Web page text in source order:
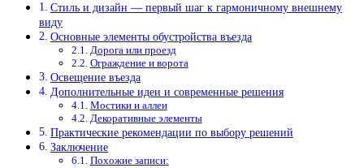
Стиль и дизайн — первый шаг к гармоничному внешнему
виду
Основные элементы обустройства въезда
Дорога или проезд
Ограждение и ворота
Освещение въезда
Дополнительные идеи и современные решения
Мостики и аллеи
Декоративные элементы
Практические рекомендации по выбору решений
Заключение
Похожие записи: